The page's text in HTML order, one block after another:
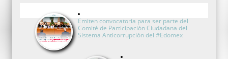
Emiten convocatoria para ser parte del
Comité de Participación Ciudadana del
Sistema Anticorrupción del #Edomex